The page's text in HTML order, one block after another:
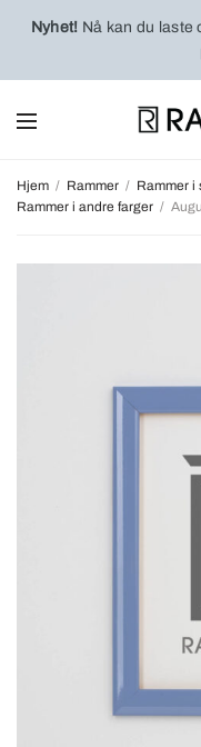
Nyhet! Nå kan du laste
Hjem / Rammer / Rammer i
Rammer i andre farger /